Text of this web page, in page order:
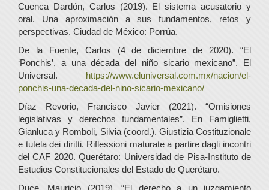
Cuenca Dardón, Carlos (2019). El sistema acusatorio y
oral. Una aproximación a sus fundamentos, retos y
perspectivas. Ciudad de México: Porrúa.
De la Fuente, Carlos (4 de diciembre de 2020). “El
‘Ponchis’, a una década del niño sicario mexicano”. El
Universal. https://www.eluniversal.com.mx/nacion/el-
ponchis-una-decada-del-nino-sicario-mexicano/
Díaz Revorio, Francisco Javier (2021). “Omisiones
legislativas y derechos fundamentales”. En Famiglietti,
Gianluca y Romboli, Silvia (coord.). Giustizia Costituzionale
e tutela dei diritti. Riflessioni maturate a partire dagli incontri
del CAF 2020. Querétaro: Universidad de Pisa-Instituto de
Estudios Constitucionales del Estado de Querétaro.
Duce, Mauricio (2019). “El derecho a un juzgamiento